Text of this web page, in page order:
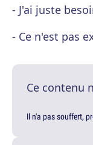
- J'ai juste
- Ce n'est pas
Ce contenu
Il n'a pas souffert,